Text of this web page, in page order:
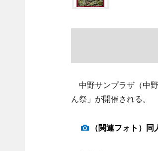
中野サンプラザ（中
ん祭」が開催される。
（関連フォト）